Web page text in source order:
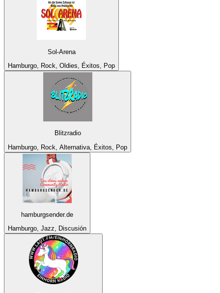
Sol-Arena
Hamburgo, Rock, Oldies, Éxitos, Pop
Blitzradio
Hamburgo, Rock, Alternativa, Éxitos, Pop
hamburgsender.de
Hamburgo, Jazz, Discusión